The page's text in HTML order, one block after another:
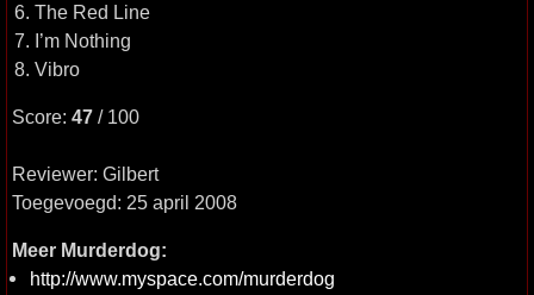
6. The Red Line
7. I’m Nothing
8. Vibro
Score: 47 / 100
Reviewer: Gilbert
Toegevoegd: 25 april 2008
Meer Murderdog:
http://www.myspace.com/murderdog